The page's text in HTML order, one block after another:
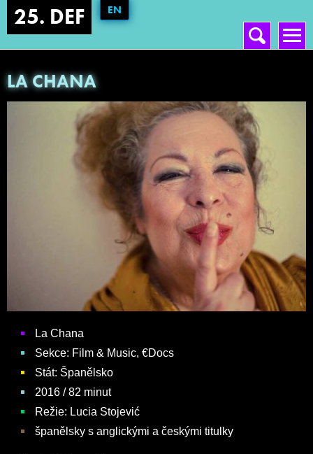
EN
25. DEF Hlavní menu
Vyhledávání
LA CHANA
La Chana
Sekce: Film & Music, €Docs
Stát: Španělsko
2016 / 82 minut
Režie: Lucia Stojević
španělsky s anglickými a českými titulky